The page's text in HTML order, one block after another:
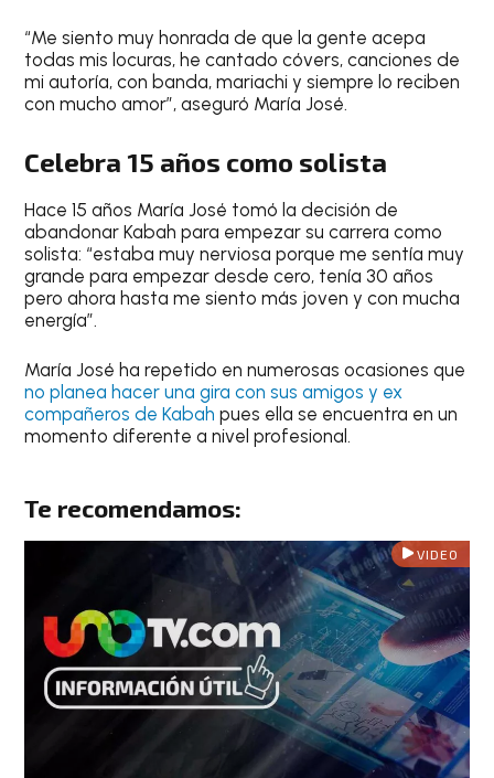
“Me siento muy honrada de que la gente acepa
todas mis locuras, he cantado cóvers, canciones de
mi autoría, con banda, mariachi y siempre lo reciben
con mucho amor”, aseguró María José.
Celebra 15 años como solista
Hace 15 años María José tomó la decisión de
abandonar Kabah para empezar su carrera como
solista: “estaba muy nerviosa porque me sentía muy
grande para empezar desde cero, tenía 30 años
pero ahora hasta me siento más joven y con mucha
energía”.
María José ha repetido en numerosas ocasiones que
no planea hacer una gira con sus amigos y ex
compañeros de Kabah pues ella se encuentra en un
momento diferente a nivel profesional.
Te recomendamos:
VIDEO